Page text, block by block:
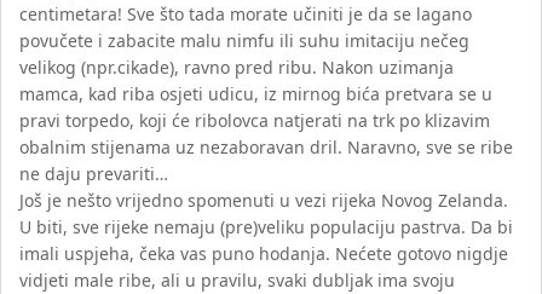
centimetara! Sve što tada morate učiniti je da se lagano
povučete i zabacite malu nimfu ili suhu imitaciju nečeg
velikog (npr.cikade), ravno pred ribu. Nakon uzimanja
mamca, kad riba osjeti udicu, iz mirnog bića pretvara se u
pravi torpedo, koji će ribolovca natjerati na trk po klizavim
obalnim stijenama uz nezaboravan dril. Naravno, sve se ribe
ne daju prevariti…
Još je nešto vrijedno spomenuti u vezi rijeka Novog Zelanda.
U biti, sve rijeke nemaju (pre)veliku populaciju pastrva. Da bi
imali uspjeha, čeka vas puno hodanja. Nećete gotovo nigdje
vidjeti male ribe, ali u pravilu, svaki dubljak ima svoju